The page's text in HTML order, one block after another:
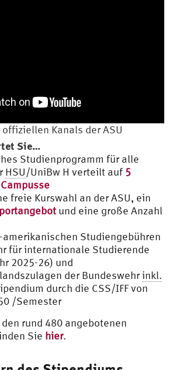
offiziellen Kanals der ASU
Sie…
Studienprogramm für alle
HSU/UniBw H verteilt auf5
freie Kurswahl an der ASU, ein
und eine große Anzahl
Studiengebühren
für internationale Studierende
2025-26) und
der Bundeswehrinkl.
durch die CSS/IFF von
/Semester
rund 480 angebotenen
Sie hier.